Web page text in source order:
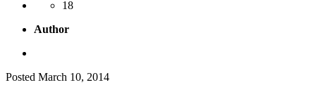
18
Author
Posted March 10, 2014